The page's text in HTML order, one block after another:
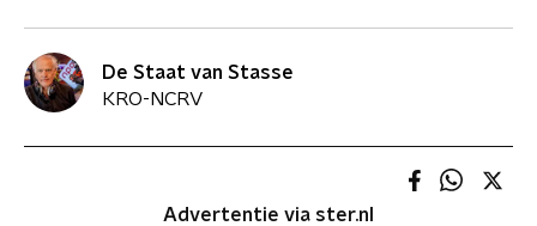
De Staat van Stasse
KRO-NCRV
Advertentie via ster.nl